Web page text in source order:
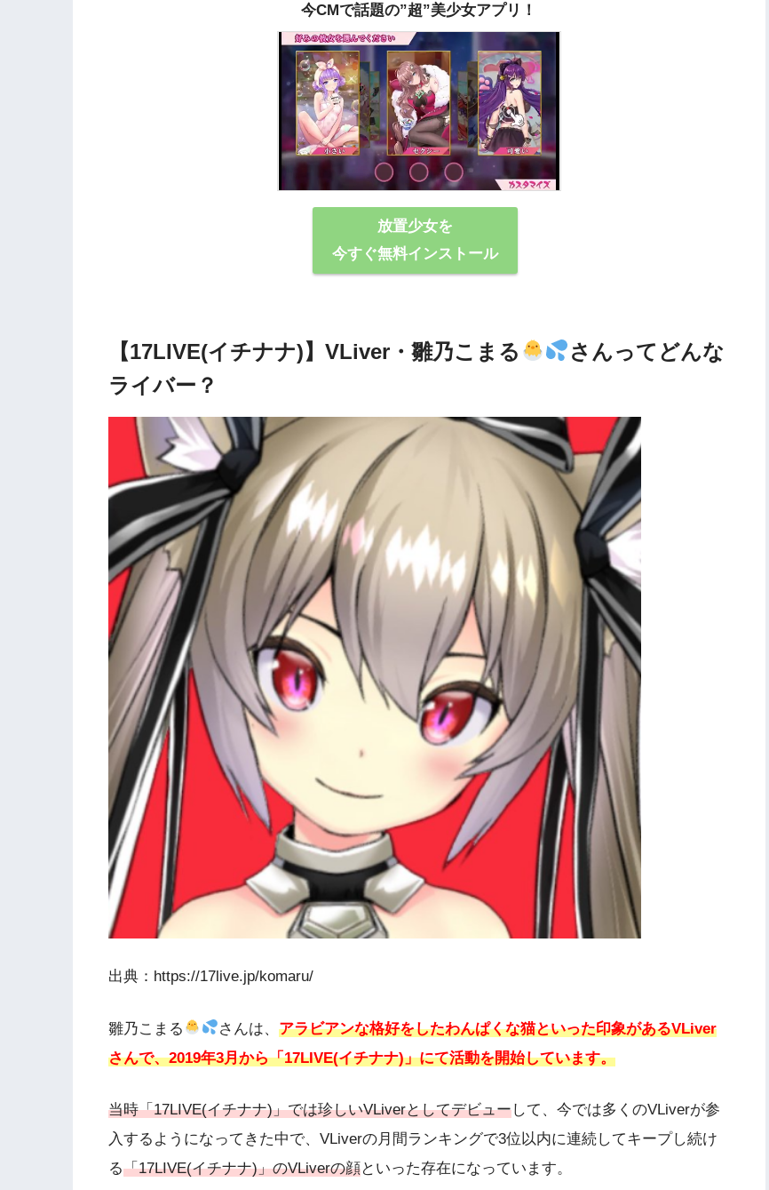
今CMで話題の”超”美少女アプリ！
放置少女を
今すぐ無料インストール
【17LIVE(イチナナ)】VLiver・雛乃こまる
さんってどんな
ライバー？
出典：https://17live.jp/komaru/
雛乃こまる さんは、 アラビアンな格好をしたわんぱくな猫といった印象があるVLiver
さんで、2019年3月から「17LIVE(イチナナ)」にて活動を開始しています。
当時「17LIVE(イチナナ)」では珍しいVLiverとしてデビューして、今では多くのVLiverが参
入するようになってきた中で、VLiverの月間ランキングで3位以内に連続してキープし続け
る「17LIVE(イチナナ)」のVLiverの顔といった存在になっています。